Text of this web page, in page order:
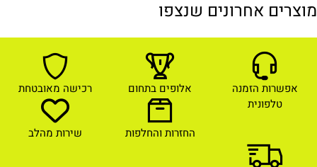
מוצרים אחרונים שנצפו
אפשרות הזמנה
טלפונית
אלופים בתחום רכישה מאובטחת
החזרות והחלפות שירות מהלב